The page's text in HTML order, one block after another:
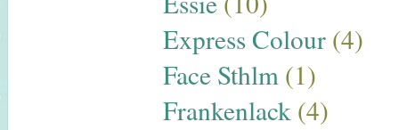
Express Colour (4)
Face Sthlm (1)
Frankenlack (4)